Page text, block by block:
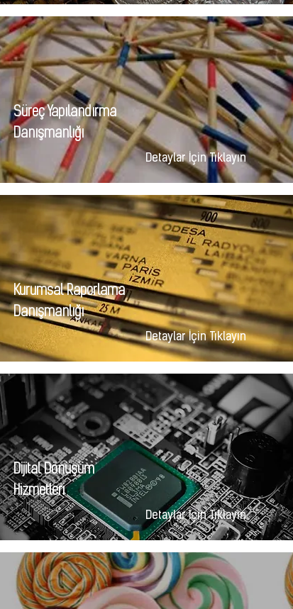
Süreç Yapılandırma
Danışmanlığı
Detaylar İçin Tıklayın
Kurumsal Raporlama
Danışmanlığı
Detaylar İçin Tıklayın
Dijital Dönüşüm
Hizmetlerii
Detaylar İçin Tıklayın